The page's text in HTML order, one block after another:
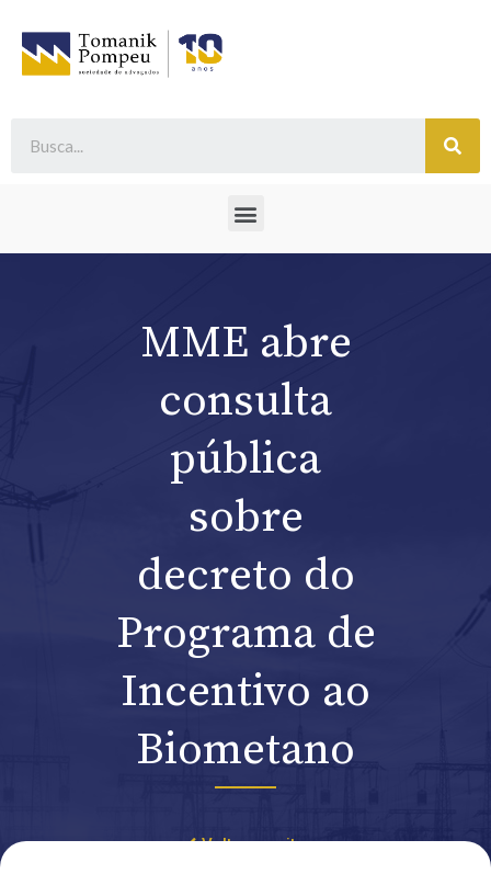
MME abre
consulta
pública
sobre
decreto do
Programa de
Incentivo ao
Biometano
Voltar ao site